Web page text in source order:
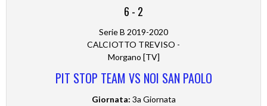
6 - 2
Serie B 2019-2020
CALCIOTTO TREVISO -
Morgano [TV]
PIT STOP TEAM VS NOI SAN PAOLO
Giornata: 3a Giornata